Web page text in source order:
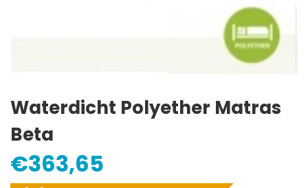
Waterdicht Polyether Matras
Beta
€363,65